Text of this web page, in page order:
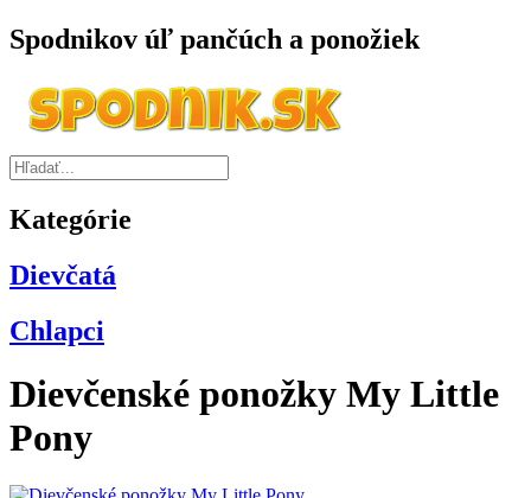
Spodnikov úľ pančúch a ponožiek
Kategórie
Dievčatá
Chlapci
Dievčenské ponožky My Little
Pony